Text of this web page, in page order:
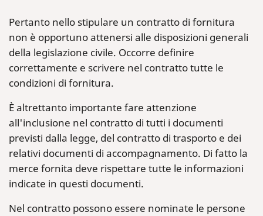
Pertanto nello stipulare un contratto di fornitura
non è opportuno attenersi alle disposizioni generali
della legislazione civile. Occorre definire
correttamente e scrivere nel contratto tutte le
condizioni di fornitura.
È altrettanto importante fare attenzione
all'inclusione nel contratto di tutti i documenti
previsti dalla legge, del contratto di trasporto e dei
relativi documenti di accompagnamento. Di fatto la
merce fornita deve rispettare tutte le informazioni
indicate in questi documenti.
Nel contratto possono essere nominate le persone